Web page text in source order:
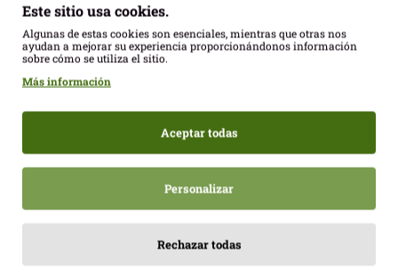
lactoferrinas, dos enzimas cruciales para fortalecer el
sistema inmunológico. De hecho, su concentración en
estos compuestos supera a la de la leche materna. Por
este motivo, la leche de burra está especialmente
personas mayores, que requieren un apoyo extra para
su sistema inmunológico.
Hoy en día, muchas personas son intolerantes o
alérgicas a la proteína de la leche de vaca. Es aquí
donde la leche de burra se presenta como una
Este sitio usa cookies.
Algunas de estas cookies son esenciales, mientras que otras nos
ayudan a mejorar su experiencia proporcionándonos información
sobre cómo se utiliza el sitio.
Más información
Aceptar todas
Personalizar
Rechazar todas